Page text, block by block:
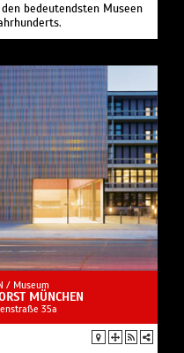
bedeutendsten Museen
/ Museum
MÜNCHEN
35a